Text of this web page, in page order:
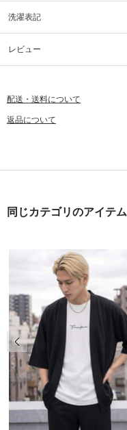
洗濯表記
レビュー
配送・送料について
返品について
同じカテゴリのアイテム
前の画像